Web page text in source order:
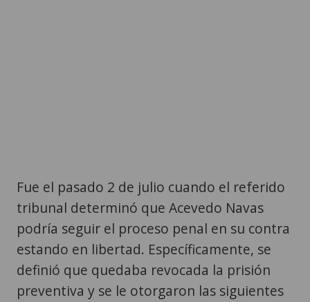
Fue el pasado 2 de julio cuando el referido
tribunal determinó que Acevedo Navas
podría seguir el proceso penal en su contra
estando en libertad. Específicamente, se
definió que quedaba revocada la prisión
preventiva y se le otorgaron las siguientes